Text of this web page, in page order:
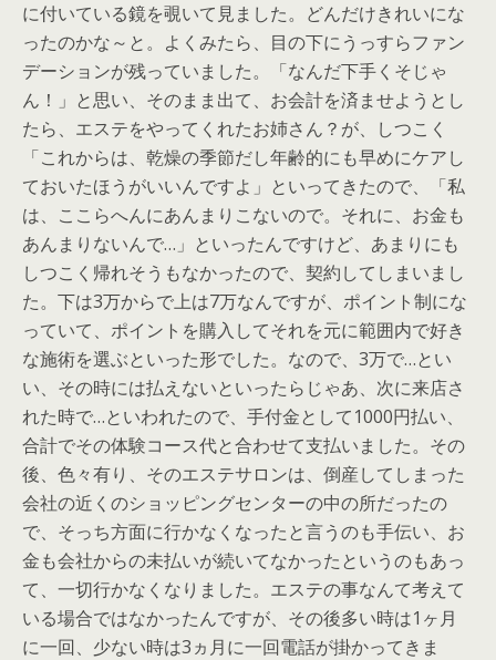
に付いている鏡を覗いて見ました。どんだけきれいにな
ったのかな～と。よくみたら、目の下にうっすらファン
デーションが残っていました。「なんだ下手くそじゃ
ん！」と思い、そのまま出て、お会計を済ませようとし
たら、エステをやってくれたお姉さん？が、しつこく
「これからは、乾燥の季節だし年齢的にも早めにケアし
ておいたほうがいいんですよ」といってきたので、「私
は、ここらへんにあんまりこないので。それに、お金も
あんまりないんで…」といったんですけど、あまりにも
しつこく帰れそうもなかったので、契約してしまいまし
た。下は3万からで上は7万なんですが、ポイント制にな
っていて、ポイントを購入してそれを元に範囲内で好き
な施術を選ぶといった形でした。なので、3万で…とい
い、その時には払えないといったらじゃあ、次に来店さ
れた時で…といわれたので、手付金として1000円払い、
合計でその体験コース代と合わせて支払いました。その
後、色々有り、そのエステサロンは、倒産してしまった
会社の近くのショッピングセンターの中の所だったの
で、そっち方面に行かなくなったと言うのも手伝い、お
金も会社からの未払いが続いてなかったというのもあっ
て、一切行かなくなりました。エステの事なんて考えて
いる場合ではなかったんですが、その後多い時は1ヶ月
に一回、少ない時は3ヵ月に一回電話が掛かってきま